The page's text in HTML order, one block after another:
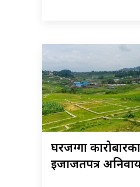
घरजग्गा
इजाजतपत्र